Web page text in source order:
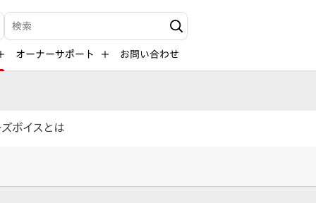
検索キーワード入力
オーナーサポート お問い合わせ
ボイスとは